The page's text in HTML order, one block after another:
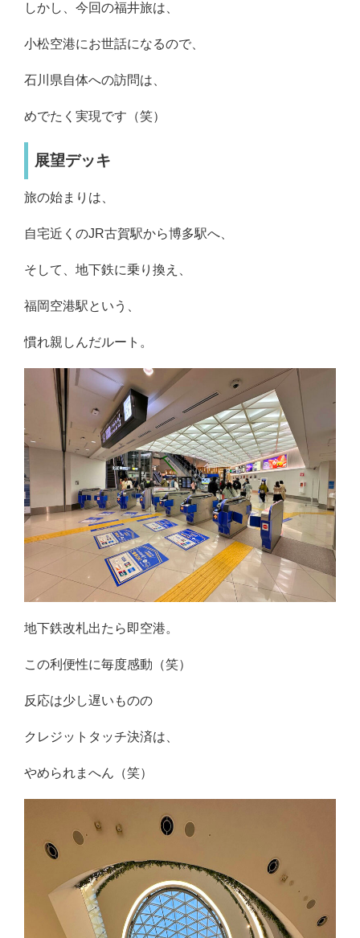
しかし、今回の福井旅は、
小松空港にお世話になるので、
石川県自体への訪問は、
めでたく実現です（笑）
展望デッキ
旅の始まりは、
自宅近くのJR古賀駅から博多駅へ、
そして、地下鉄に乗り換え、
福岡空港駅という、
慣れ親しんだルート。
地下鉄改札出たら即空港。
この利便性に毎度感動（笑）
反応は少し遅いものの
クレジットタッチ決済は、
やめられまへん（笑）